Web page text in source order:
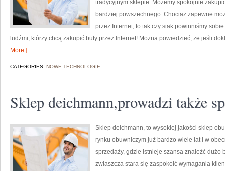
tradycyjnym sklepie. Możemy spokojnie
bardziej powszechnego. Chociaż zapewne
przez Internet, to tak czy siak powinniśmy
ludźmi, którzy chcą zakupić buty przez Internet! Można powiedzieć, że jeśli
More ]
CATEGORIES: NOWE TECHNOLOGIE
Sklep deichmann,prowadzi także
Sklep deichmann, to wysokiej jakości sklep
rynku obuwniczym już bardzo wiele lat i w
sprzedaży, gdzie istnieje szansa znaleźć dużo
zwłaszcza stara się zaspokoić wymagania